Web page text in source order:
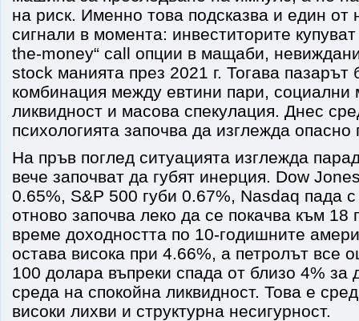
на риск. Именно това подсказва и един от
сигнали в момента: инвеститорите
the-money“ call опции в мащаби,
stock манията през 2021 г. Тогава
комбинация между евтини пари,
ликвидност и масова спекулация. Днес
психологията започва да изглежда опасно
На пръв поглед ситуацията изглежда
вече започват да губят инерция. Dow
0.65%, S&P 500 губи 0.67%, Nasdaq пада
отново започва леко да се покачва към 18
време доходността по 10-годишните
остава висока при 4.66%, а петролът все
100 долара въпреки спада от близо 4% за
среда на спокойна ликвидност. Това е
високи лихви и структурна несигурност.